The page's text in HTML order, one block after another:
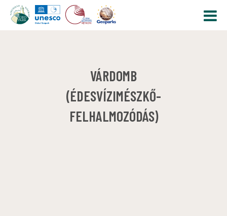
VÁRDOMB
(ÉDESVÍZIMÉSZKŐ-
FELHALMOZÓDÁS)